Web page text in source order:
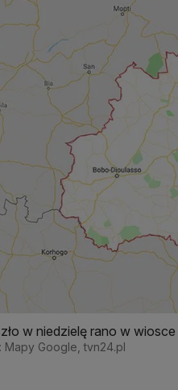
w niedzielę rano w
Mapy Google, tvn24.pl